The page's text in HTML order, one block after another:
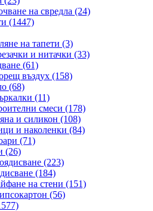
на свредла (24)
(1447)
на тапети (3)
и нитачки (33)
(61)
въздух (158)
(68)
(11)
смеси (178)
и силикон (108)
и наколенки (84)
(71)
(26)
(223)
(184)
на стени (151)
(56)